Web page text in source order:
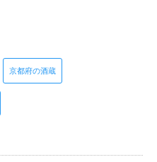
京都府の酒蔵